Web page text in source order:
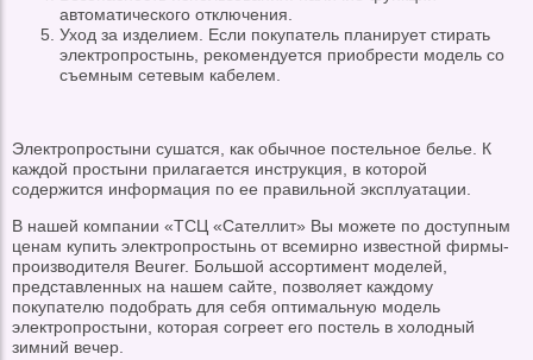
автоматического отключения.
Уход за изделием. Если покупатель планирует стирать
электропростынь, рекомендуется приобрести модель со
съемным сетевым кабелем.
Электропростыни сушатся, как обычное постельное белье. К
каждой простыни прилагается инструкция, в которой
содержится информация по ее правильной эксплуатации.
В нашей компании «ТСЦ «Сателлит» Вы можете по доступным
ценам купить электропростынь от всемирно известной фирмы-
производителя Beurer. Большой ассортимент моделей,
представленных на нашем сайте, позволяет каждому
покупателю подобрать для себя оптимальную модель
электропростыни, которая согреет его постель в холодный
зимний вечер.